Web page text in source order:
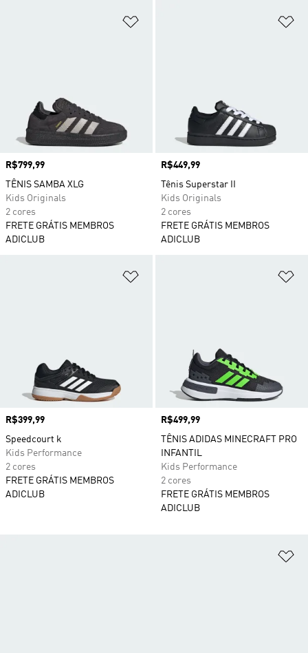
Preço
R$799,99
TÊNIS SAMBA XLG
Kids Originals
2 cores
FRETE GRÁTIS MEMBROS
ADICLUB
Preço
R$449,99
Tênis Superstar II
Kids Originals
2 cores
FRETE GRÁTIS MEMBROS
ADICLUB
Preço
R$399,99
Speedcourt k
Kids Performance
2 cores
FRETE GRÁTIS MEMBROS
ADICLUB
Preço
R$499,99
TÊNIS ADIDAS MINECRAFT PRO
INFANTIL
Kids Performance
2 cores
FRETE GRÁTIS MEMBROS
ADICLUB